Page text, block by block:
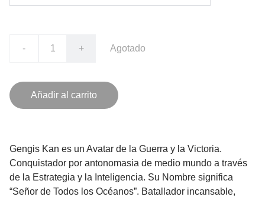
- + Agotado
Añadir al carrito
Gengis Kan es un Avatar de la Guerra y la Victoria.
Conquistador por antonomasia de medio mundo a través
de la Estrategia y la Inteligencia. Su Nombre significa
“Señor de Todos los Océanos”. Batallador incansable,